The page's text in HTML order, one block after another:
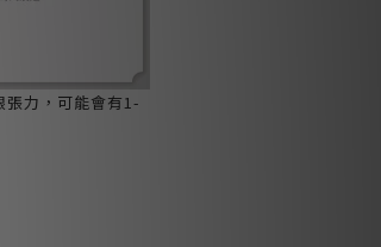
張力，可能會有1-